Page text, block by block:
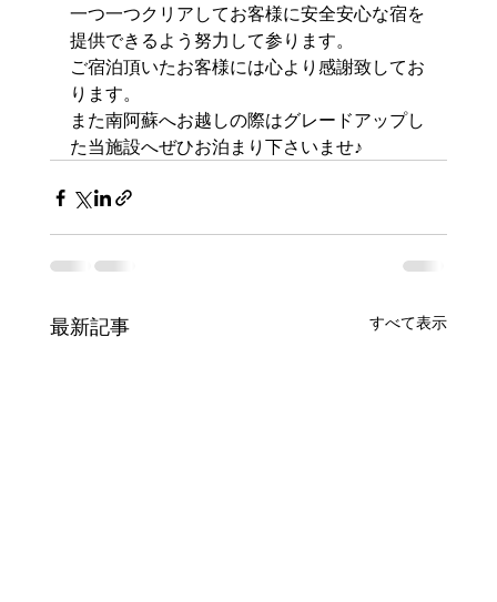
一つ一つクリアしてお客様に安全安心な宿を
提供できるよう努力して参ります。
ご宿泊頂いたお客様には心より感謝致してお
ります。
また南阿蘇へお越しの際はグレードアップし
た当施設へぜひお泊まり下さいませ♪
最新記事 すべて表示